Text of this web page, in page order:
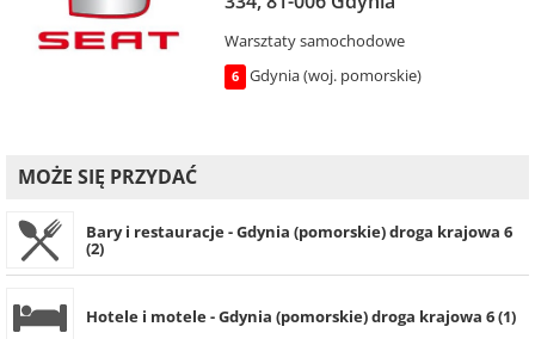
Warsztaty samochodowe
6 Gdynia (woj. pomorskie)
MOŻE SIĘ PRZYDAĆ
Bary i restauracje - Gdynia (pomorskie) droga krajowa 6
(2)
Hotele i motele - Gdynia (pomorskie) droga krajowa 6 (1)